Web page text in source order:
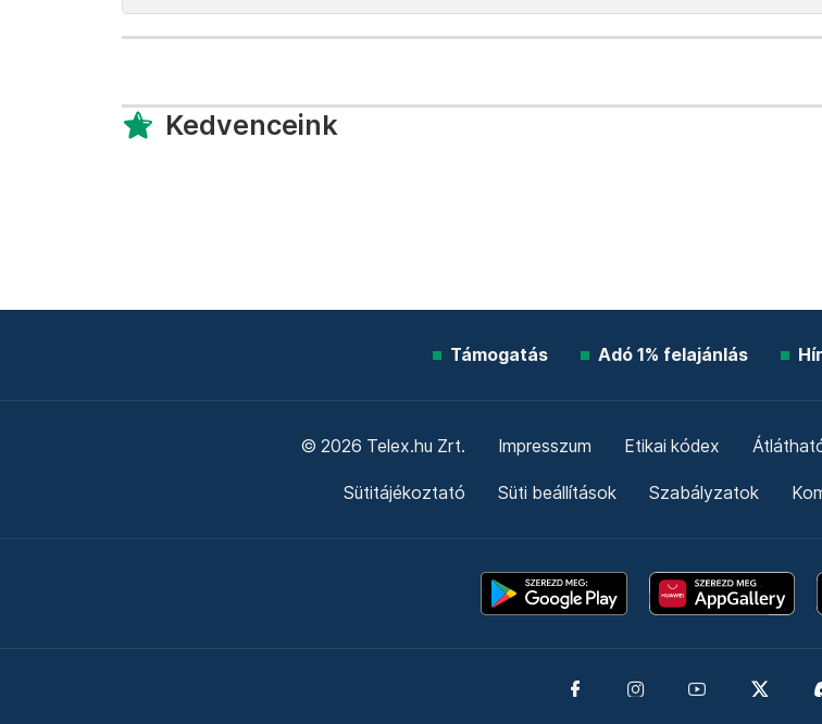
Kedvenceink
Támogatás Adó 1% felajánlás
© 2026 Telex.hu Zrt. Impresszum Etikai kódex
Sütitájékoztató Süti beállítások Szabályzatok